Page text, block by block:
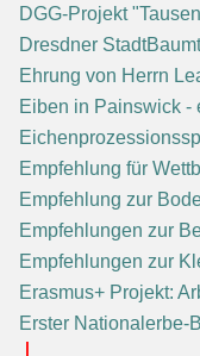
DGG-Projekt
Dresdner
Ehrung von Herrn
Eiben in Painswick -
Empfehlung für
Empfehlung zur
Empfehlungen zur
Empfehlungen zur
Erasmus+ Projekt:
Erster Nationalerbe-